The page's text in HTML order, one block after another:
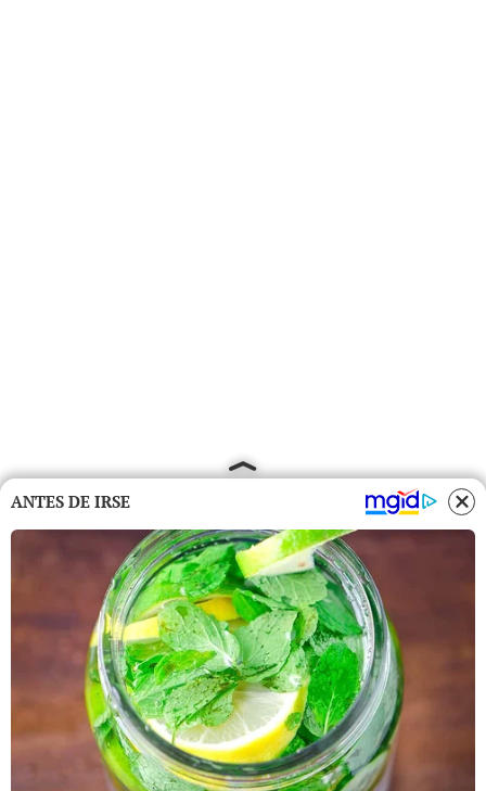
ANTES DE IRSE